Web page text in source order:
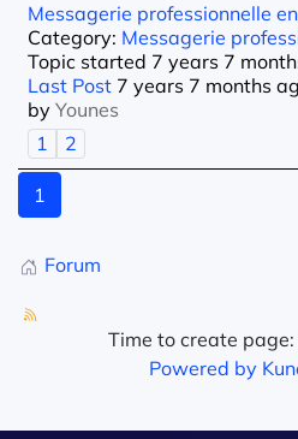
Messagerie professionnelle
Category: Messagerie
Topic started 7 years 7
Last Post 7 years 7 months
by Younes
1
2
1
Forum
Time to create
Powered by